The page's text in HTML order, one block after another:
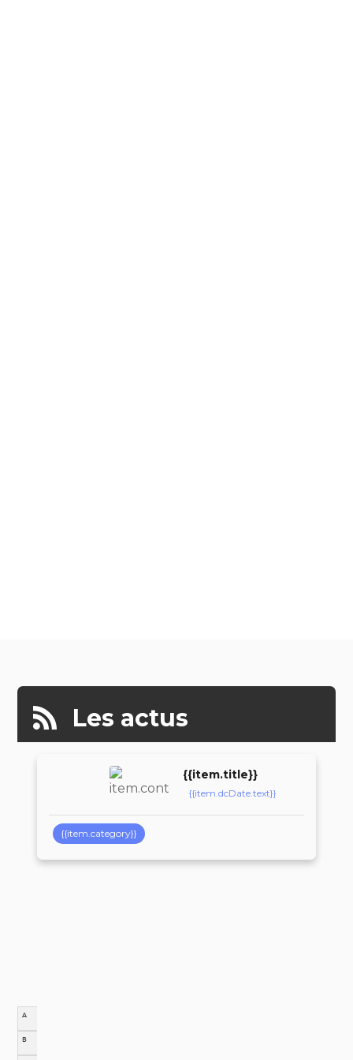
Les actus
{{item.title}}
{{item.dcDate.text}}
{{item.category}}
A
B